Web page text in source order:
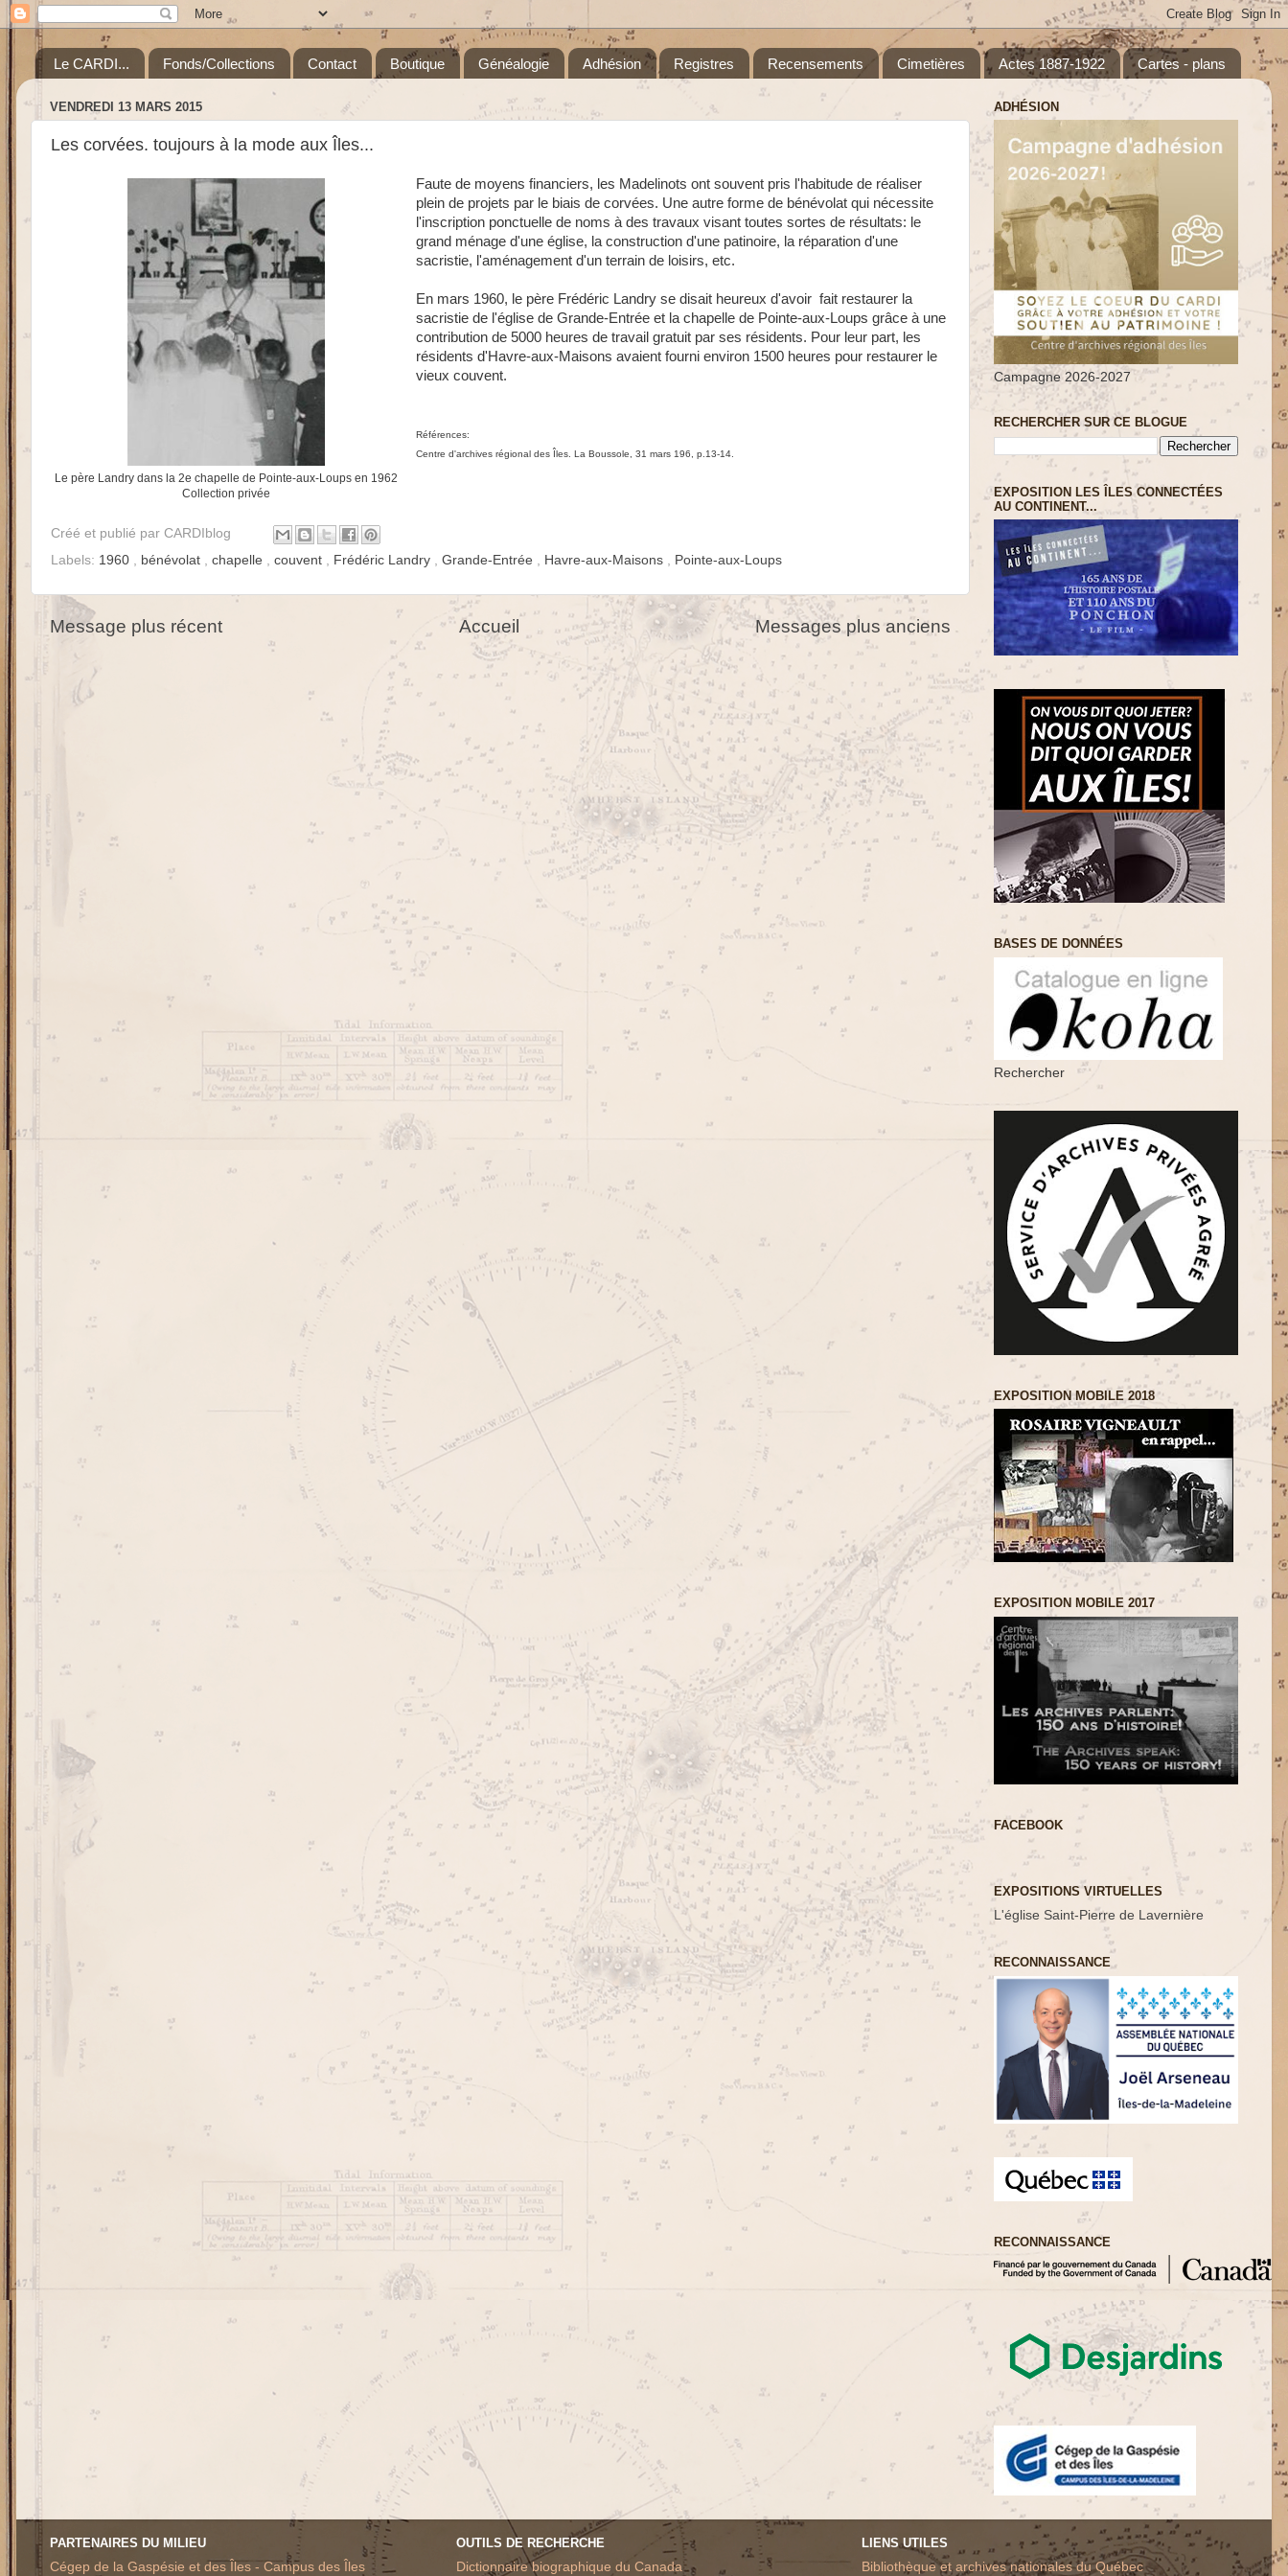
Le CARDI... Fonds/Collections Contact Boutique Généalogie Adhésion Registres Recensements Cimetières Actes 1887-1922 Cartes - plans
VENDREDI 13 MARS 2015
Les corvées. toujours à la mode aux Îles...
Le père Landry dans la 2e chapelle de Pointe-aux-Loups en 1962
Collection privée
Faute de moyens financiers, les Madelinots ont souvent pris l'habitude de réaliser
plein de projets par le biais de corvées. Une autre forme de bénévolat qui nécessite
l'inscription ponctuelle de noms à des travaux visant toutes sortes de résultats: le
grand ménage d'une église, la construction d'une patinoire, la réparation d'une
sacristie, l'aménagement d'un terrain de loisirs, etc.
En mars 1960, le père Frédéric Landry se disait heureux d'avoir fait restaurer la
sacristie de l'église de Grande-Entrée et la chapelle de Pointe-aux-Loups grâce à une
contribution de 5000 heures de travail gratuit par ses résidents. Pour leur part, les
résidents d'Havre-aux-Maisons avaient fourni environ 1500 heures pour restaurer le
vieux couvent.
Références:
Centre d'archives régional des Îles. La Boussole, 31 mars 196, p.13-14.
Créé et publié par CARDIblog
Labels: 1960 , bénévolat , chapelle , couvent , Frédéric Landry , Grande-Entrée , Havre-aux-Maisons , Pointe-aux-Loups
Message plus récent Messages plus anciens
Accueil
ADHÉSION
Campagne 2026-2027
RECHERCHER SUR CE BLOGUE
EXPOSITION LES ÎLES CONNECTÉES
AU CONTINENT...
BASES DE DONNÉES
Rechercher
EXPOSITION MOBILE 2018
EXPOSITION MOBILE 2017
FACEBOOK
EXPOSITIONS VIRTUELLES
L'église Saint-Pierre de Lavernière
RECONNAISSANCE
RECONNAISSANCE
PARTENAIRES DU MILIEU
Cégep de la Gaspésie et des Îles - Campus des Îles
OUTILS DE RECHERCHE
Dictionnaire biographique du Canada
LIENS UTILES
Bibliothèque et archives nationales du Québec